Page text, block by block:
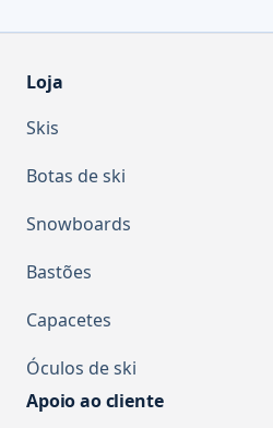
Loja
Skis
Botas de ski
Snowboards
Bastões
Capacetes
Óculos de ski
Apoio ao cliente